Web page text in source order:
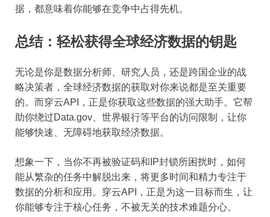
据，都意味着你能够在竞争中占得先机。
总结：轻松获得全球经济数据的钥匙
无论是你是数据分析师、研究人员，还是跨国企业的战
略决策者，全球经济数据的获取对你来说都是至关重要
的。而穿云API，正是你获取这些数据的强大助手。它帮
助你绕过Data.gov、世界银行等平台的访问限制，让你
能够快速、无障碍地获取经济数据。
想象一下，当你不再被验证码和IP封锁所困扰时，如何
能从繁杂的任务中解脱出来，将更多时间和精力专注于
数据的分析和应用。穿云API，正是为这一目标而生，让
你能够专注于核心任务，不被无关的技术难题分心。